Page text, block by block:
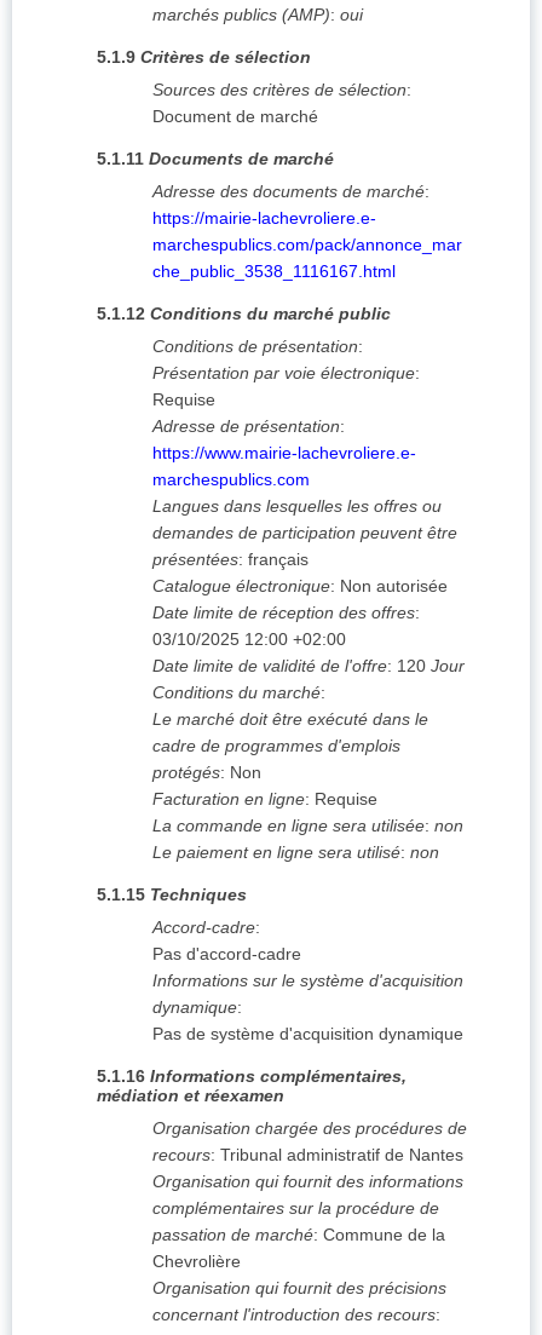
marchés publics (AMP): oui
5.1.9 Critères de sélection
Sources des critères de sélection:
Document de marché
5.1.11 Documents de marché
Adresse des documents de marché:
https://mairie-lachevroliere.e-
marchespublics.com/pack/annonce_mar
che_public_3538_1116167.html
5.1.12 Conditions du marché public
Conditions de présentation:
Présentation par voie électronique:
Requise
Adresse de présentation:
https://www.mairie-lachevroliere.e-
marchespublics.com
Langues dans lesquelles les offres ou
demandes de participation peuvent être
présentées: français
Catalogue électronique: Non autorisée
Date limite de réception des offres:
03/10/2025 12:00 +02:00
Date limite de validité de l'offre: 120 Jour
Conditions du marché:
Le marché doit être exécuté dans le
cadre de programmes d'emplois
protégés: Non
Facturation en ligne: Requise
La commande en ligne sera utilisée: non
Le paiement en ligne sera utilisé: non
5.1.15 Techniques
Accord-cadre:
Pas d'accord-cadre
Informations sur le système d'acquisition
dynamique:
Pas de système d'acquisition dynamique
5.1.16 Informations complémentaires,
médiation et réexamen
Organisation chargée des procédures de
recours: Tribunal administratif de Nantes
Organisation qui fournit des informations
complémentaires sur la procédure de
passation de marché: Commune de la
Chevrolière
Organisation qui fournit des précisions
concernant l'introduction des recours: